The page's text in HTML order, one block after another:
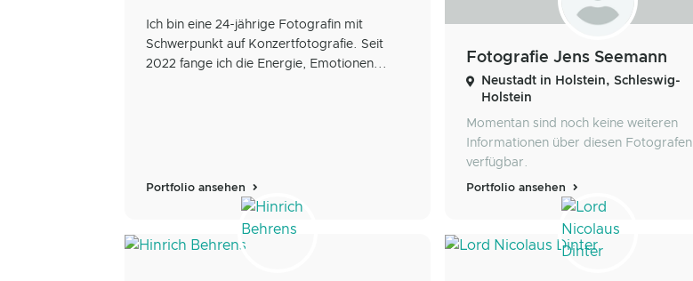
Ich bin eine 24-jährige Fotografin mit
Schwerpunkt auf Konzertfotografie. Seit
2022 fange ich die Energie, Emotionen...
Portfolio ansehen
Fotografie Jens Seemann
Neustadt in Holstein, Schleswig-
Holstein
Momentan sind noch keine weiteren
Informationen über diesen Fotografen
verfügbar.
Portfolio ansehen